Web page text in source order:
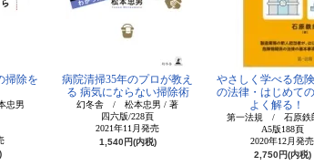
掃除を
忠男
病院清掃35年のプロが教え
る 病気にならない掃除術
幻冬舎 / 松本忠男 / 著
四六版/228頁
2021年11月発売
1,540円(内税)
やさしく学べる危
の法律・はじめて
よく解る！
第一法規 / 石原
A5版188頁
2020年12月発売
2,750円(内税)